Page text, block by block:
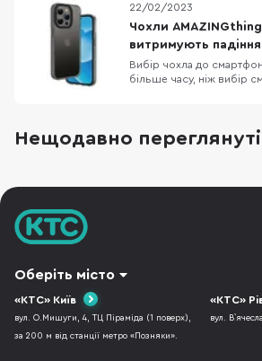
тестує процесори для
Офіційні верифіковані
отримають відмітку Official Apple
скоротити фразу «Hi
22/02/2023
Чохли
витримують
метрів
Вибір чохла до
більше часу, ніж вибір
зарекомендувала як
довговічних та красивих
Нещодавно переглянуті
Оберіть місто
«КТС» Київ
вул. О.Мишуги, 4, ТЦ Піраміда (1 поверх),
за 200 м від станції метро «Позняки».
«КТС»
вул.